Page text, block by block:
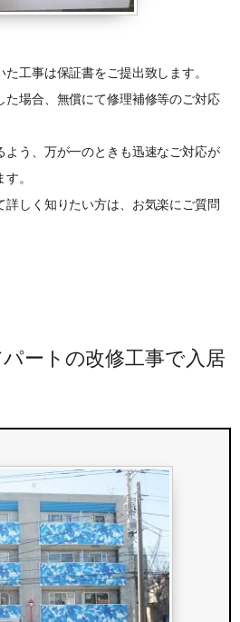
工事は保証書をご提出致します。
た場合、無償にて修理補修等のご対応
よう、万が一のときも迅速なご対応が
。
しく知りたい方は、お気楽にご質問
ートの改修工事で入居